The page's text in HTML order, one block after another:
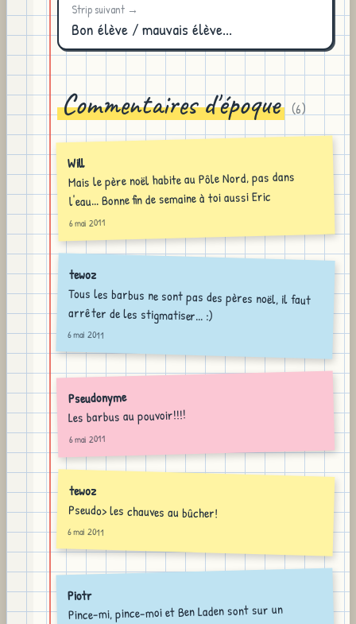
Strip suivant →
Bon élève / mauvais élève...
Commentaires d'époque (6)
Will
Mais le père noël habite au Pôle Nord, pas dans
l'eau... Bonne fin de semaine à toi aussi Eric
6 mai 2011
tewoz
Tous les barbus ne sont pas des pères noël, il faut
arrêter de les stigmatiser... :)
6 mai 2011
Pseudonyme
Les barbus au pouvoir!!!!
6 mai 2011
tewoz
Pseudo> les chauves au bûcher!
6 mai 2011
Piotr
Pince-mi, pince-moi et Ben Laden sont sur un